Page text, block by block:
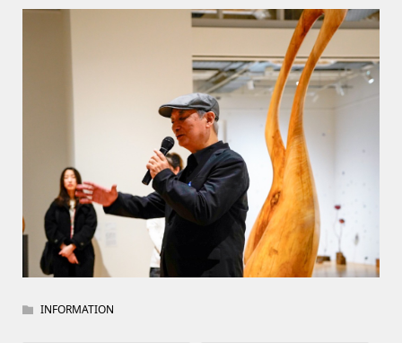
INFORMATION